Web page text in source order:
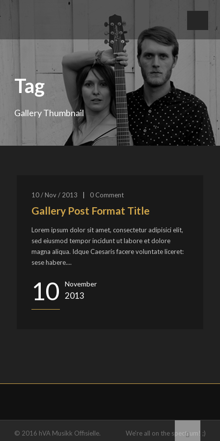
Tag
Gallery Thumbnail
10 / Nov / 2013 0 Comment
Gallery Post Format Title
Lorem ipsum dolor sit amet, consectetur adipisici elit,
sed eiusmod tempor incidunt ut labore et dolore
magna aliqua. Idque Caesaris facere voluntate liceret:
sese habere....
10 November
2013
© 2016 hVA Musikk Offisielle. We're all on the spectrum! ;)